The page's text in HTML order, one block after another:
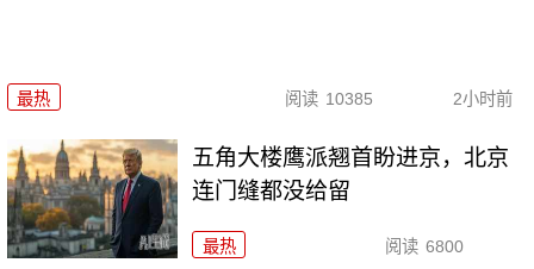
最热 阅读 10385 2小时前
五角大楼鹰派翘首盼进京，北京
连门缝都没给留
最热 阅读 6800